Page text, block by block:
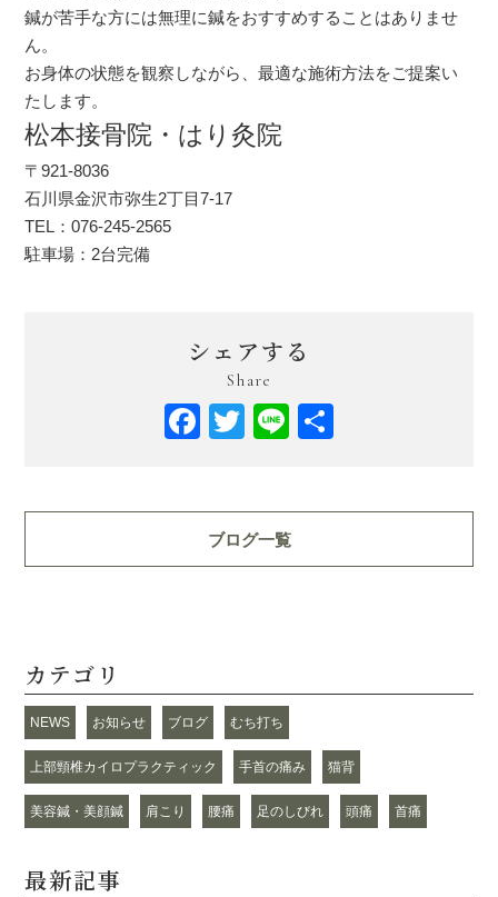
鍼が苦手な方には無理に鍼をおすすめすることはありませ
ん。
お身体の状態を観察しながら、最適な施術方法をご提案い
たします。
松本接骨院・はり灸院
〒921-8036
石川県金沢市弥生2丁目7-17
TEL：076-245-2565
駐車場：2台完備
シェアする
Share
Facebook
Twitter
Line
ブログ一覧
カテゴリ
NEWS お知らせ ブログ むち打ち
上部頸椎カイロプラクティック 手首の痛み 猫背
美容鍼・美顔鍼 肩こり 腰痛 足のしびれ 頭痛 首痛
最新記事